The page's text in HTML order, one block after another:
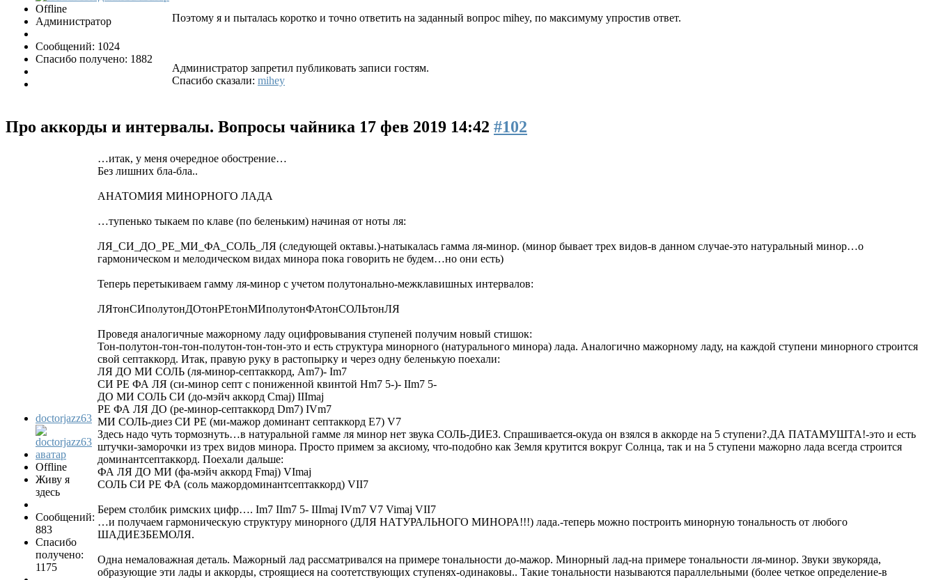
Offline
Администратор
Сообщений: 1024
Спасибо получено: 1882
Поэтому я и пыталась коротко и точно ответить на заданный вопрос mihey, по максимуму упростив ответ.
Администратор запретил публиковать записи гостям.
Спасибо сказали: mihey
Про аккорды и интервалы. Вопросы чайника 17 фев 2019 14:42 #102
doctorjazz63
Offline
Живу я
здесь
Сообщений:
883
Спасибо
получено:
1175
…итак, у меня очередное обострение…
Без лишних бла-бла..
АНАТОМИЯ МИНОРНОГО ЛАДА
…тупенько тыкаем по клаве (по беленьким) начиная от ноты ля:
ЛЯ_СИ_ДО_РЕ_МИ_ФА_СОЛЬ_ЛЯ (следующей октавы.)-натыкалась гамма ля-минор. (минор бывает трех видов-в данном случае-это натуральный минор…о
гармоническом и мелодическом видах минора пока говорить не будем…но они есть)
Теперь перетыкиваем гамму ля-минор с учетом полутонально-межклавишных интервалов:
ЛЯтонСИполутонДОтонРЕтонМИполутонФАтонСОЛЬтонЛЯ
Проведя аналогичные мажорному ладу оцифровывания ступеней получим новый стишок:
Тон-полутон-тон-тон-полутон-тон-тон-это и есть структура минорного (натурального минора) лада. Аналогично мажорному ладу, на каждой ступени минорного строится
свой септаккорд. Итак, правую руку в растопырку и через одну беленькую поехали:
ЛЯ ДО МИ СОЛЬ (ля-минор-септаккорд, Am7)- Im7
СИ РЕ ФА ЛЯ (си-минор септ с пониженной квинтой Hm7 5-)- IIm7 5-
ДО МИ СОЛЬ СИ (до-мэйч аккорд Cmaj) IIImaj
РЕ ФА ЛЯ ДО (ре-минор-септаккорд Dm7) IVm7
МИ СОЛЬ-диез СИ РЕ (ми-мажор доминант септаккорд E7) V7
Здесь надо чуть тормознуть…в натуральной гамме ля минор нет звука СОЛЬ-ДИЕЗ. Спрашивается-окуда он взялся в аккорде на 5 ступени?.ДА ПАТАМУШТА!-это и есть
штучки-заморочки из трех видов минора. Просто примем за аксиому, что-подобно как Земля крутится вокруг Солнца, так и на 5 ступени мажорно лада всегда строится
доминантсептаккорд. Поехали дальше:
ФА ЛЯ ДО МИ (фа-мэйч аккорд Fmaj) VImaj
СОЛЬ СИ РЕ ФА (соль мажордоминантсептаккорд) VII7
Берем столбик римских цифр…. Im7 IIm7 5- IIImaj IVm7 V7 Vimaj VII7
…и получаем гармоническую структуру минорного (ДЛЯ НАТУРАЛЬНОГО МИНОРА!!!) лада.-теперь можно построить минорную тональность от любого
ШАДИЕЗБЕМОЛЯ.
Одна немаловажная деталь. Мажорный лад рассматривался на примере тональности до-мажор. Минорный лад-на примере тональности ля-минор. Звуки звукоряда,
образующие эти лады и аккорды, строящиеся на соотетствующих ступенях-одинаковы.. Такие тональности называются параллельными (более четкое определение-в